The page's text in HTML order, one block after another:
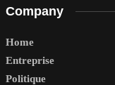
Company
Home
Entreprise
Politique